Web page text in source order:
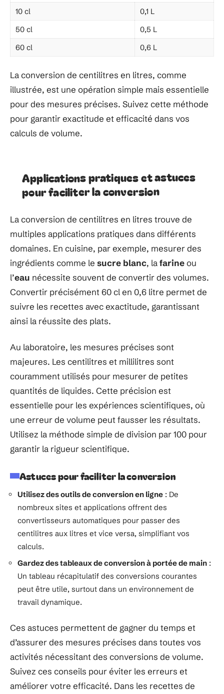
10 cl
0,1 L
50 cl
0,5 L
60 cl
0,6 L
La conversion de centilitres en litres, comme
illustrée, est une opération simple mais essentielle
pour des mesures précises. Suivez cette méthode
pour garantir exactitude et efficacité dans vos
calculs de volume.
Applications pratiques et astuces
pour faciliter la conversion
La conversion de centilitres en litres trouve de
multiples applications pratiques dans différents
domaines. En cuisine, par exemple, mesurer des
ingrédients comme le sucre blanc, lafarineou
l’eau nécessite souvent de convertir des volumes.
Convertir précisément 60 cl en 0,6 litre permet de
suivre les recettes avec exactitude, garantissant
ainsi la réussite des plats.
Au laboratoire, les mesures précises sont
majeures. Les centilitres et millilitres sont
couramment utilisés pour mesurer de petites
quantités de liquides. Cette précision est
essentielle pour les expériences scientifiques, où
une erreur de volume peut fausser les résultats.
Utilisez la méthode simple de division par 100 pour
garantir la rigueur scientifique.
Astuces pour faciliter la conversion
Utilisez des outils de conversion en ligne : De
nombreux sites et applications offrent des
convertisseurs automatiques pour passer des
centilitres aux litres et vice versa, simplifiant vos
calculs.
Gardez des tableaux de conversion à portée de main :
Un tableau récapitulatif des conversions courantes
peut être utile, surtout dans un environnement de
travail dynamique.
Ces astuces permettent de gagner du temps et
d’assurer des mesures précises dans toutes vos
activités nécessitant des conversions de volume.
Suivez ces conseils pour éviter les erreurs et
améliorer votre efficacité. Dans les recettes de